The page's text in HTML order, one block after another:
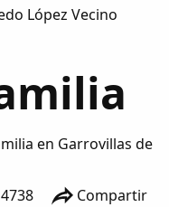
López Vecino
en Garrovillas de
4738
Compartir